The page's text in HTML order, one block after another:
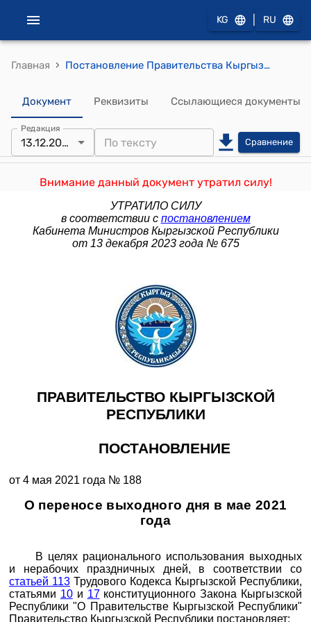
KG RU
Главная › Постановление Правительства Кыргызской Республики от 4 мая 2021 года № 188 "О переносе выходного дня в мае 2021 года"
Документ Реквизиты Ссылающиеся документы
Редакция
13.12.2023 Сравнение
Внимание данный документ утратил силу!